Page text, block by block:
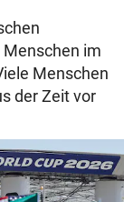
im
Menschen
der Zeit vor